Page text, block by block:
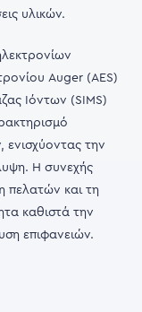
υλικών.
Auger (AES)
Ιόντων (SIMS)
ενισχύοντας την
Η συνεχής
πελατών και τη
καθιστά την
επιφανειών.